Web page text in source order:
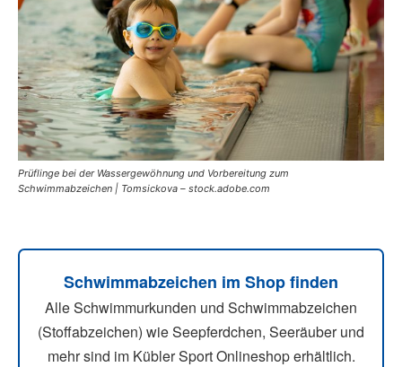
Prüflinge bei der Wassergewöhnung und Vorbereitung zum
Schwimmabzeichen | Tomsickova – stock.adobe.com
Schwimmabzeichen im Shop finden
Alle Schwimmurkunden und Schwimmabzeichen
(Stoffabzeichen) wie Seepferdchen, Seeräuber und
mehr sind im Kübler Sport Onlineshop erhältlich.